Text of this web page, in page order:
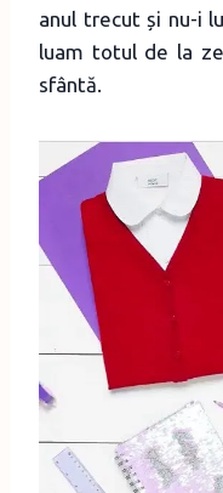
anul trecut și nu-i
luam totul de la
sfântă.